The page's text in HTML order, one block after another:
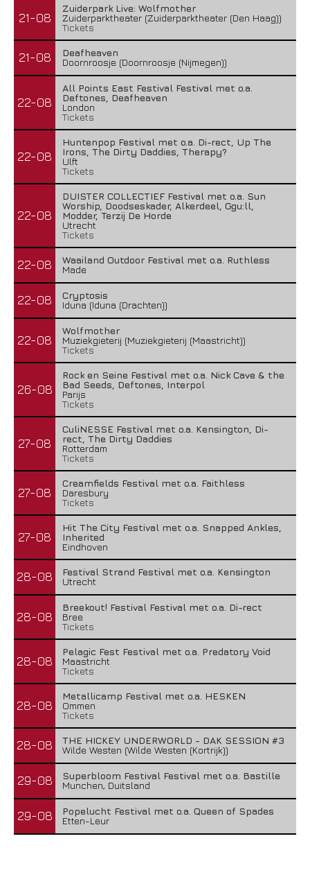
21-08
Zuiderpark Live: Wolfmother
Zuiderparktheater (Zuiderparktheater (Den Haag))
Tickets
21-08
Deafheaven
Doornroosje (Doornroosje (Nijmegen))
22-08
All Points East Festival Festival met o.a.
Deftones, Deafheaven
London
Tickets
22-08
Huntenpop Festival met o.a. Di-rect, Up The
Irons, The Dirty Daddies, Therapy?
Ulft
Tickets
22-08
DUISTER COLLECTIEF Festival met o.a. Sun
Worship, Doodseskader, Alkerdeel, Ggu:ll,
Modder, Terzij De Horde
Utrecht
Tickets
22-08
Waailand Outdoor Festival met o.a. Ruthless
Made
22-08
Cryptosis
Iduna (Iduna (Drachten))
22-08
Wolfmother
Muziekgieterij (Muziekgieterij (Maastricht))
Tickets
26-08
Rock en Seine Festival met o.a. Nick Cave & the
Bad Seeds, Deftones, Interpol
Parijs
Tickets
27-08
CuliNESSE Festival met o.a. Kensington, Di-
rect, The Dirty Daddies
Rotterdam
Tickets
27-08
Creamfields Festival met o.a. Faithless
Daresbury
Tickets
27-08
Hit The City Festival met o.a. Snapped Ankles,
Inherited
Eindhoven
28-08
Festival Strand Festival met o.a. Kensington
Utrecht
28-08
Breekout! Festival Festival met o.a. Di-rect
Bree
Tickets
28-08
Pelagic Fest Festival met o.a. Predatory Void
Maastricht
Tickets
28-08
Metallicamp Festival met o.a. HESKEN
Ommen
Tickets
28-08
THE HICKEY UNDERWORLD - DAK SESSION #3
Wilde Westen (Wilde Westen (Kortrijk))
29-08
Superbloom Festival Festival met o.a. Bastille
Munchen, Duitsland
29-08
Popelucht Festival met o.a. Queen of Spades
Etten-Leur